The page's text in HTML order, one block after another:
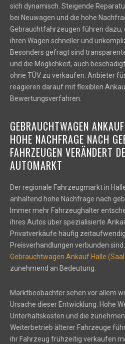
sich dynamisch. Steigende
bei Neuwagen und die hohe
Gebrauchtfahrzeugen führen dazu,
ihren Wagen schneller und
Besonders gefragt sind
und die Möglichkeit, auch
ohne TÜV zu verkaufen. Anbieter
reagieren darauf mit flexiblen
Bewertungsverfahren.
GEBRAUCHTWAGEN
HOHE NACHFRAGE NACH
FAHRZEUGEN VERÄNDERT
AUTOMARKT
Der regionale Fahrzeugmarkt in
anhaltend hohe Nachfrage nach
Immer mehr Fahrzeughalter
ihres Autos über spezialisierte
Privatverkäufe häufig
Preisverhandlungen verbunden
Gebrauchtwagen Ankauf Halle
zunehmend an Bedeutung.
Marktbeobachter sehen vor allem
Ursache dieser Entwicklung. Hohe
Unterhaltskosten und die
Weiterbetrieb älterer Fahrzeuge
ihr Fahrzeug frühzeitig verkaufen